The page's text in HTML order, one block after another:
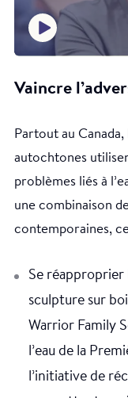
Vaincre
Partout au Canada,
autochtones
problèmes liés à
une combinaison
contemporaines,
Se réapproprier
sculpture sur
Warrior Family
l’eau de la
l’initiative de